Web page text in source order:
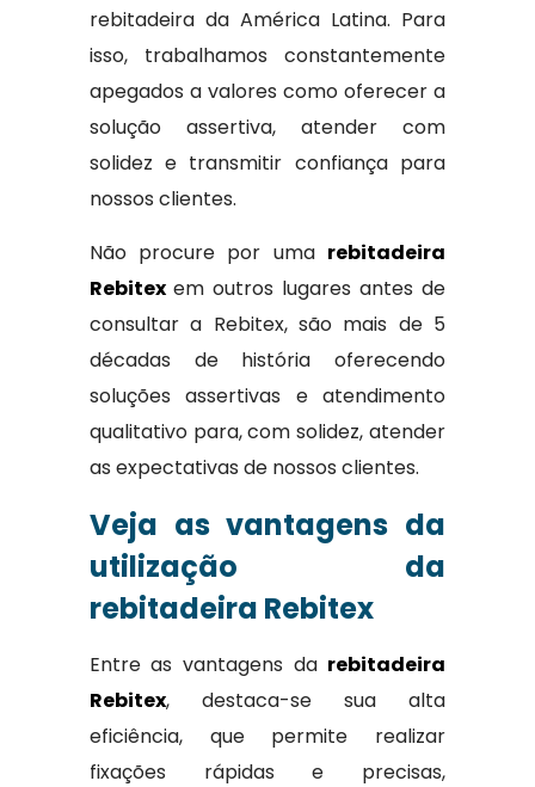
rebitadeira da América Latina. Para
isso, trabalhamos constantemente
apegados a valores como oferecer a
solução assertiva, atender com
solidez e transmitir confiança para
nossos clientes.
Não procure por uma rebitadeira
Rebitex em outros lugares antes de
consultar a Rebitex, são mais de 5
décadas de história oferecendo
soluções assertivas e atendimento
qualitativo para, com solidez, atender
as expectativas de nossos clientes.
Veja as vantagens da
utilização da
rebitadeira Rebitex
Entre as vantagens da rebitadeira
Rebitex, destaca-se sua alta
eficiência, que permite realizar
fixações rápidas e precisas,